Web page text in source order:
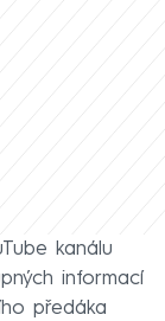
kanálu
informací
předáka